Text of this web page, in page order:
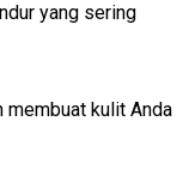
yang sering
membuat kulit Anda